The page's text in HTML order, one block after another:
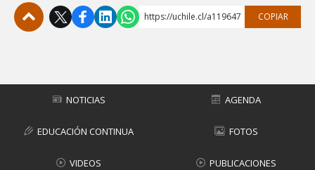
https://uchile.cl/a119647 COPIAR
NOTICIAS AGENDA
EDUCACIÓN CONTINUA FOTOS
VIDEOS PUBLICACIONES